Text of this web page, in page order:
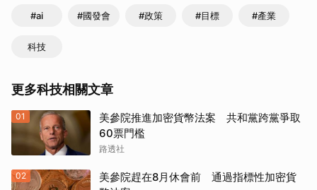
#ai #國發會 #政策 #目標 #產業
科技
更多科技相關文章
01
美參院推進加密貨幣法案 共和黨跨黨爭取
60票門檻
路透社
02
美參院趕在8月休會前 通過指標性加密貨